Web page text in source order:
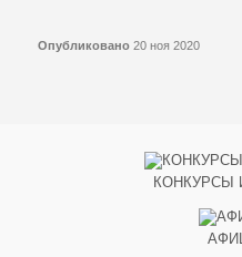
Опубликовано 20 ноя 2020
КОНКУРСЫ